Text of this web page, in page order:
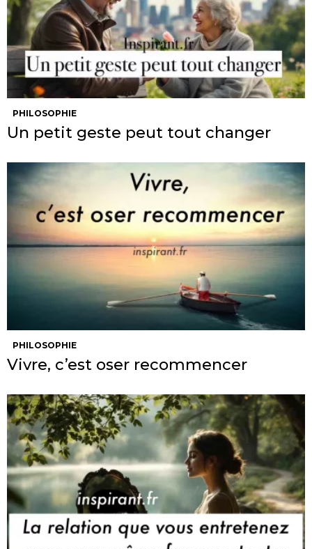
PHILOSOPHIE
Un petit geste peut tout changer
PHILOSOPHIE
Vivre, c’est oser recommencer